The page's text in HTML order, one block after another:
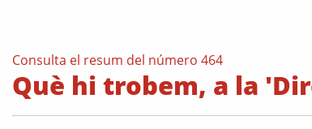
Consulta el resum del número 464
Què hi trobem, a la